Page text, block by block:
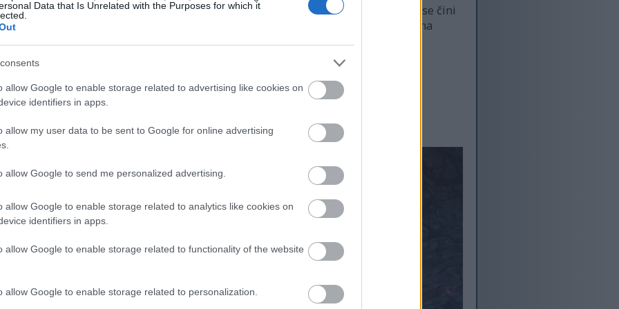
Data that Is Unrelated with the Purposes for which it
allow Google to enable storage related to advertising like cookies on
identifiers in apps.
allow my user data to be sent to Google for online advertising
allow Google to send me personalized advertising.
allow Google to enable storage related to analytics like cookies on
identifiers in apps.
allow Google to enable storage related to functionality of the website
allow Google to enable storage related to personalization.
Nisam baš siguran da li se to generalno smatra prikladnim, ali težina igre mi se čini
koja nije dosadan laki mod, ali i ne toliko težak da ću satima biti zaglavljen na
ga i pretplatite se na
, što ga smatrajte potpuno sjajnim :-)
inspirirana ovom borbom protiv šefa